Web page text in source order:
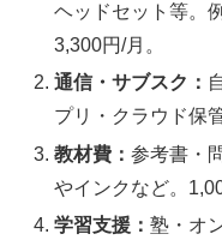
ヘッドセット等。
3,300円/月。
通信・サブスク：
プリ・クラウド保
教材費：参考書・
やインクなど。
学習支援：塾・オ